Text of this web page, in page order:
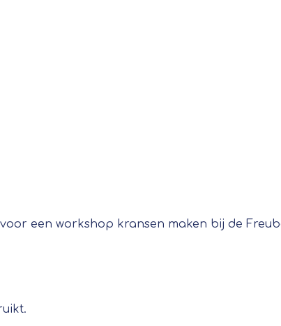
een workshop kransen maken bij de